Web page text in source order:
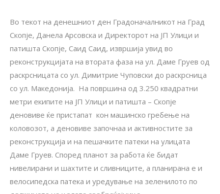
Во текот на денешниот ден Градоначалникот на Град
Скопје, Данела Арсовска и Директорот на ЈП Улици и
патишта Скопје, Саид Саид, извршија увид во
реконструкцијата на втората фаза на ул. Даме Груев од
раскрсницата со ул. Димитрие Чуповски до раскрсница
со ул. Македонија. На површина од 3.250 квадратни
метри екипите на ЈП Улици и патишта – Скопје
деновиве ќе пристапат кон машинско гребење на
коловозот, а деновиве започнаа и активностите за
реконструкција и на пешачките патеки на улицата
Даме Груев. Според планот за работа ќе бидат
нивелирани и шахтите и сливниците, а планирана е и
велосипедска патека и уредување на зеленилото по